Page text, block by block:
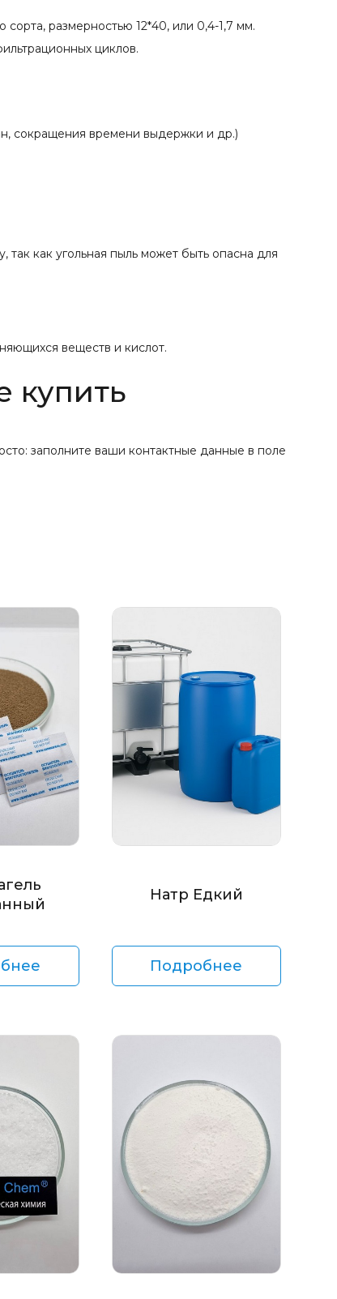
размерностью 12*40, или 0,4-1,7 мм.
циклов.
сокращения времени выдержки и др.)
как угольная пыль может быть опасна для
веществ и кислот.
купить
заполните ваши контактные данные в поле
Натр Едкий
Подробнее